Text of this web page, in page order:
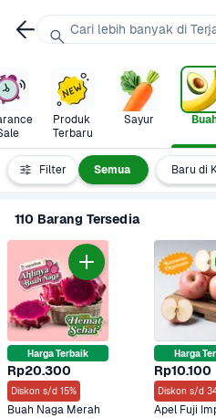
Produk
Terbaru
Sayur
Filter Semua Baru di
110 Barang Tersedia
Harga Terbaik
Rp20.300
Diskon s/d 15%
Buah Naga Merah
Harga
Rp10.100
Diskon s/d
Apel Fuji
Cari lebih banyak di